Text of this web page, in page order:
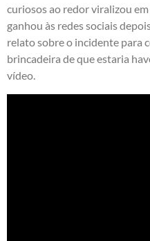
curiosos ao redor viralizou
ganhou às redes sociais
relato sobre o incidente para
brincadeira de que estaria
vídeo.